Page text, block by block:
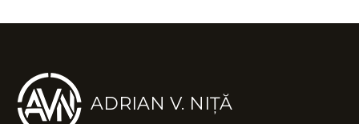
ADRIAN V. NIȚĂ